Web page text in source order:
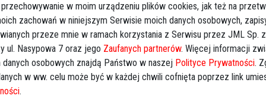
korzystających z PUE ZUS. Przeglądanie
wysyłanie oraz odbiór wniosków i pism.
narzędzie, które udostępnia elektroniczny dostęp do
Społecznych. Większość spraw, jakie mamy do
w moim urządzeniu plików cookies, jak też na
zachowań w niniejszym Serwisie moich danych osobowych,
przeze mnie w ramach korzystania z Serwisu przez JML Sp.
ul. Nasypowa 7 oraz jego Zaufanych partnerów. Więcej informacji
osobowych znajdą Państwo w naszej Polityce Prywatności.
w ww. celu może być w każdej chwili cofnięta poprzez link
.